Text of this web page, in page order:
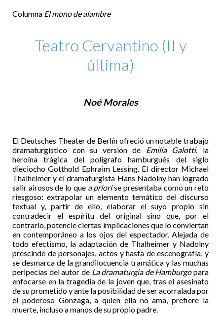
Columna El mono de alambre
Teatro Cervantino (II y
última)
Noé Morales
El Deutsches Theater de Berlín ofreció un notable trabajo
dramaturgístico con su versión de Emilia Galotti, la
heroína trágica del polígrafo hamburgués del siglo
dieciocho Gotthold Ephraim Lessing. El director Michael
Thalheimer y el dramaturgista Hans Nadolny han logrado
salir airosos de lo que a priorise presentaba como un reto
riesgoso: extrapolar un elemento temático del discurso
textual y, partir de ello, elaborar el suyo propio sin
contradecir el espíritu del original sino que, por el
contrario, potencie ciertas implicaciones que lo conviertan
en contemporáneo a los ojos del espectador. Alejada de
todo efectismo, la adaptación de Thalheimer y Nadolny
prescinde de personajes, actos y hasta de escenografía, y
se desmarca de la grandilocuencia tramática y las muchas
peripecias del autor de La dramaturgia de Hamburgopara
enfocarse en la tragedia de la joven que, tras el asesinato
de su prometido y ante la posibilidad de ser acorralada por
el poderoso Gonzaga, a quien ella no ama, prefiere la
muerte, incluso a manos de su propio padre.